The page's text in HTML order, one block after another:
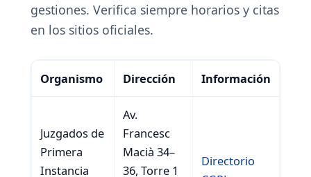
gestiones. Verifica siempre horarios y citas
en los sitios oficiales.
Organismo Dirección Información
Juzgados de
Primera
Instancia
Av.
Francesc
Macià 34–
36, Torre 1
Directorio